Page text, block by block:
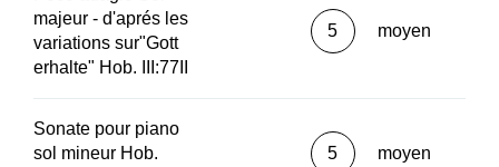
majeur - d'aprés les
variations sur"Gott
erhalte" Hob. III:77II
5 moyen
Sonate pour piano
sol mineur Hob.
5 moyen